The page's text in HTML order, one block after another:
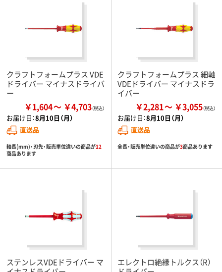
クラフトフォームプラス VDE
ドライバー マイナスドライバ
ー
￥1,604 ￥4,703
お届け日：8月10日（月）
直送品
軸長(mm)・刃先・販売単位違いの商品が12
商品あります
クラフトフォームプラス 細軸
VDEドライバー マイナスドラ
イバー
￥2,281 ￥3,055
お届け日：8月10日（月）
直送品
全長・販売単位違いの商品が3商品あります
ステンレスVDEドライバー マ
エレクトロ絶縁トルクス（R）